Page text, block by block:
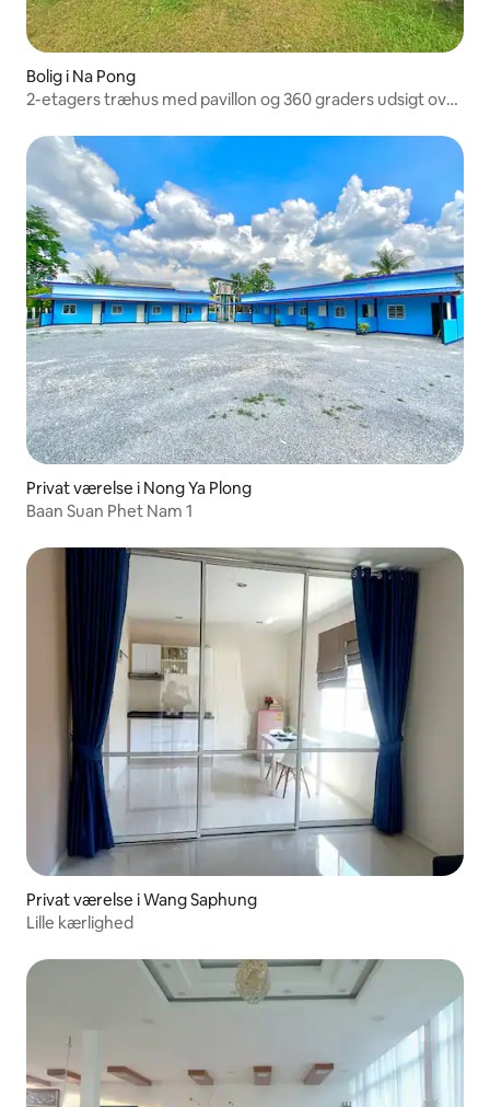
Bolig i Na Pong
2-etagers træhus med pavillon og 360 graders udsigt over
Privat værelse i Nong Ya Plong
Baan Suan Phet Nam 1
Privat værelse i Wang Saphung
Lille kærlighed